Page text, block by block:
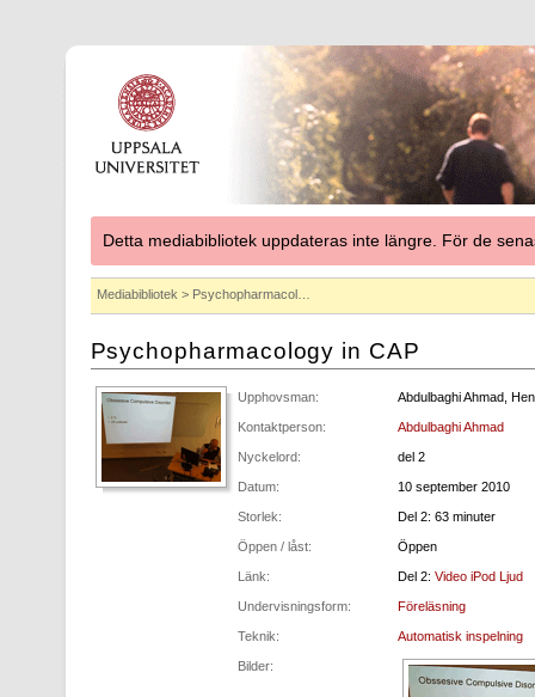
Detta mediabibliotek uppdateras inte längre. För de
Mediabibliotek > Psychopharmacol…
Psychopharmacology in CAP
Upphovsman: Abdulbaghi Ahmad,
Kontaktperson: Abdulbaghi Ahmad
Nyckelord: del 2
Datum: 10 september 2010
Storlek: Del 2: 63 minuter
Öppen / låst: Öppen
Länk: Del 2: Video iPod Ljud
Undervisningsform: Föreläsning
Teknik: Automatisk inspelning
Bilder: